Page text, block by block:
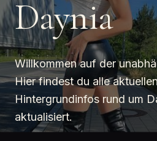
Daynia
Willkommen auf der
Hier findest du alle
Hintergrundinfos rund um
aktualisiert.